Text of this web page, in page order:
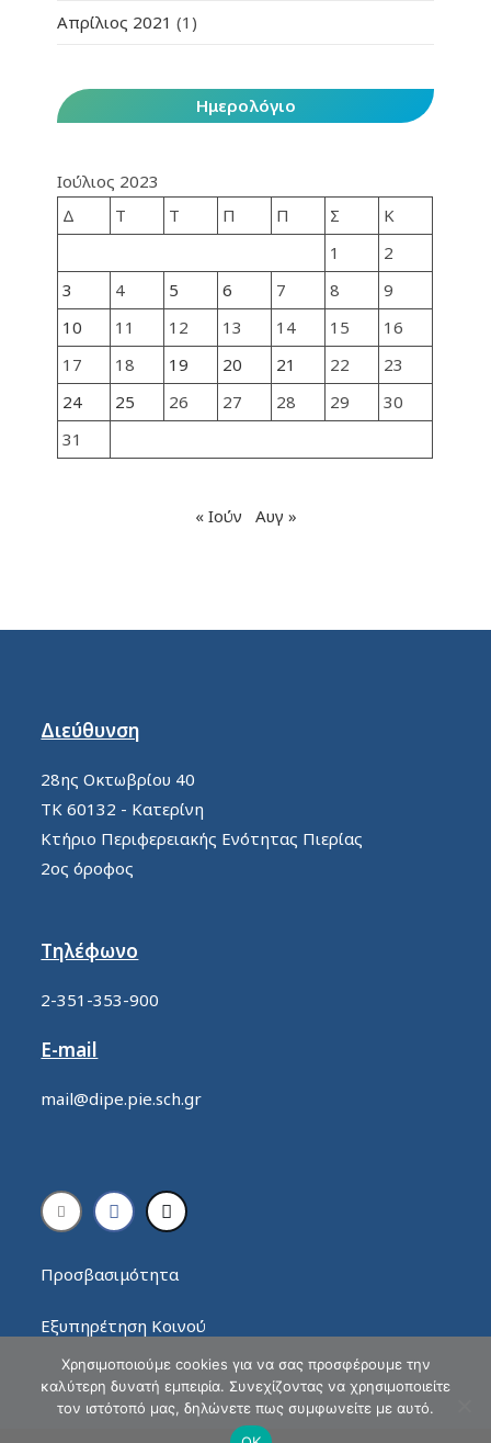
Απρίλιος 2021 (1)
Ημερολόγιο
Ιούλιος 2023
Δ
Τ Τ Π Π Σ
Κ
1
2
3
4 5 6 7 8
9
10
11 12 13 14 15
16
17
18 19 20 21 22
23
24
25 26 27 28 29
30
31
« Ιούν Αυγ »
Διεύθυνση
28ης Οκτωβρίου 40
ΤΚ 60132 - Κατερίνη
Κτήριο Περιφερειακής Ενότητας Πιερίας
2ος όροφος
Τηλέφωνο
2-351-353-900
E-mail
mail@dipe.pie.sch.gr
Προσβασιμότητα
Εξυπηρέτηση Κοινού
Χρησιμοποιούμε cookies για να σας προσφέρουμε την
καλύτερη δυνατή εμπειρία. Συνεχίζοντας να χρησιμοποιείτε
τον ιστότοπό μας, δηλώνετε πως συμφωνείτε με αυτό.